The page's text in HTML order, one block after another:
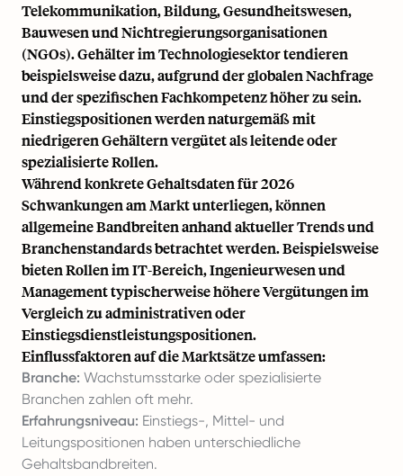
Telekommunikation, Bildung, Gesundheitswesen,
Bauwesen und Nichtregierungsorganisationen
(NGOs). Gehälter im Technologiesektor tendieren
beispielsweise dazu, aufgrund der globalen Nachfrage
und der spezifischen Fachkompetenz höher zu sein.
Einstiegspositionen werden naturgemäß mit
niedrigeren Gehältern vergütet als leitende oder
spezialisierte Rollen.
Während konkrete Gehaltsdaten für 2026
Schwankungen am Markt unterliegen, können
allgemeine Bandbreiten anhand aktueller Trends und
Branchenstandards betrachtet werden. Beispielsweise
bieten Rollen im IT-Bereich, Ingenieurwesen und
Management typischerweise höhere Vergütungen im
Vergleich zu administrativen oder
Einstiegsdienstleistungspositionen.
Einflussfaktoren auf die Marktsätze umfassen:
Branche: Wachstumsstarke oder spezialisierte
Branchen zahlen oft mehr.
Erfahrungsniveau: Einstiegs-, Mittel- und
Leitungspositionen haben unterschiedliche
Gehaltsbandbreiten.